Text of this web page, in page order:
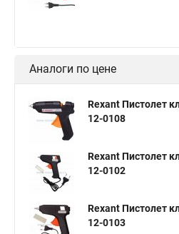
Аналоги по цене
Rexant Пистолет
12-0108
Rexant Пистолет
12-0102
Rexant Пистолет
12-0103